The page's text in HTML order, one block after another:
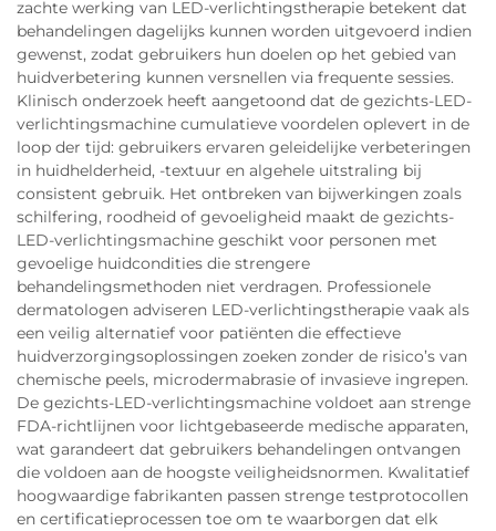
zachte werking van LED-verlichtingstherapie betekent dat
behandelingen dagelijks kunnen worden uitgevoerd indien
gewenst, zodat gebruikers hun doelen op het gebied van
huidverbetering kunnen versnellen via frequente sessies.
Klinisch onderzoek heeft aangetoond dat de gezichts-LED-
verlichtingsmachine cumulatieve voordelen oplevert in de
loop der tijd: gebruikers ervaren geleidelijke verbeteringen
in huidhelderheid, -textuur en algehele uitstraling bij
consistent gebruik. Het ontbreken van bijwerkingen zoals
schilfering, roodheid of gevoeligheid maakt de gezichts-
LED-verlichtingsmachine geschikt voor personen met
gevoelige huidcondities die strengere
behandelingsmethoden niet verdragen. Professionele
dermatologen adviseren LED-verlichtingstherapie vaak als
een veilig alternatief voor patiënten die effectieve
huidverzorgingsoplossingen zoeken zonder de risico’s van
chemische peels, microdermabrasie of invasieve ingrepen.
De gezichts-LED-verlichtingsmachine voldoet aan strenge
FDA-richtlijnen voor lichtgebaseerde medische apparaten,
wat garandeert dat gebruikers behandelingen ontvangen
die voldoen aan de hoogste veiligheidsnormen. Kwalitatief
hoogwaardige fabrikanten passen strenge testprotocollen
en certificatieprocessen toe om te waarborgen dat elk